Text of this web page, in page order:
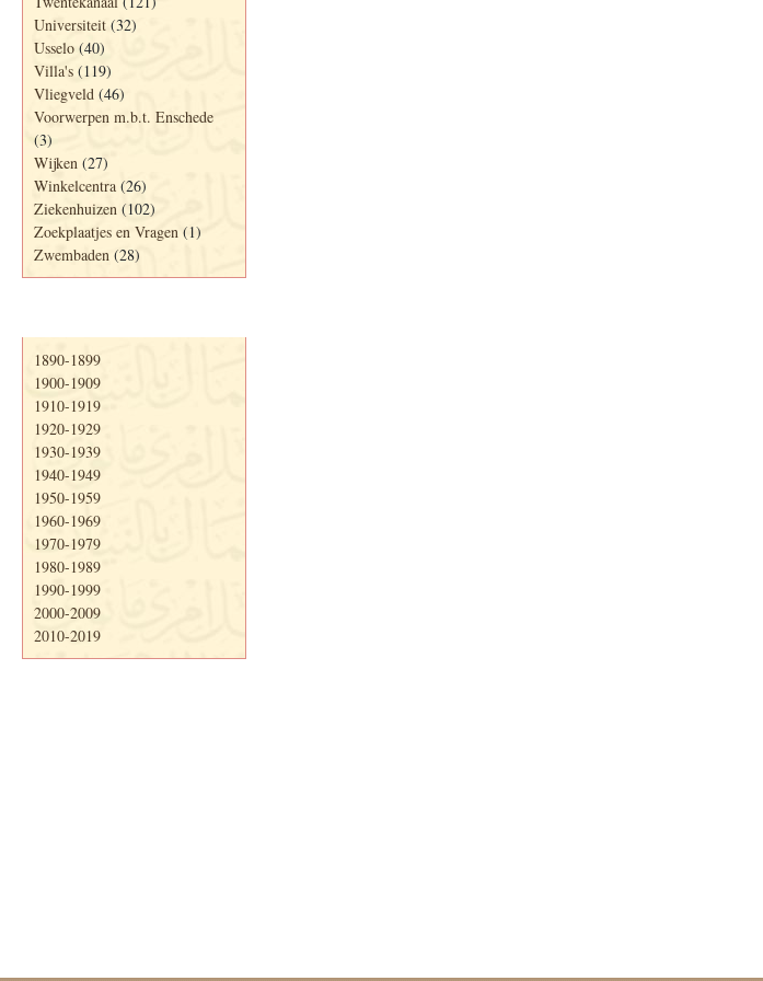
Universiteit (32)
Usselo (40)
Villa's (119)
Vliegveld (46)
Voorwerpen m.b.t. Enschede
(3)
Wijken (27)
Winkelcentra (26)
Ziekenhuizen (102)
Zoekplaatjes en Vragen (1)
Zwembaden (28)
1890-1899
1900-1909
1910-1919
1920-1929
1930-1939
1940-1949
1950-1959
1960-1969
1970-1979
1980-1989
1990-1999
2000-2009
2010-2019